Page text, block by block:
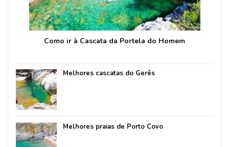
Como ir à Cascata da Portela do Homem
Melhores cascatas do Gerês
Melhores praias de Porto Covo